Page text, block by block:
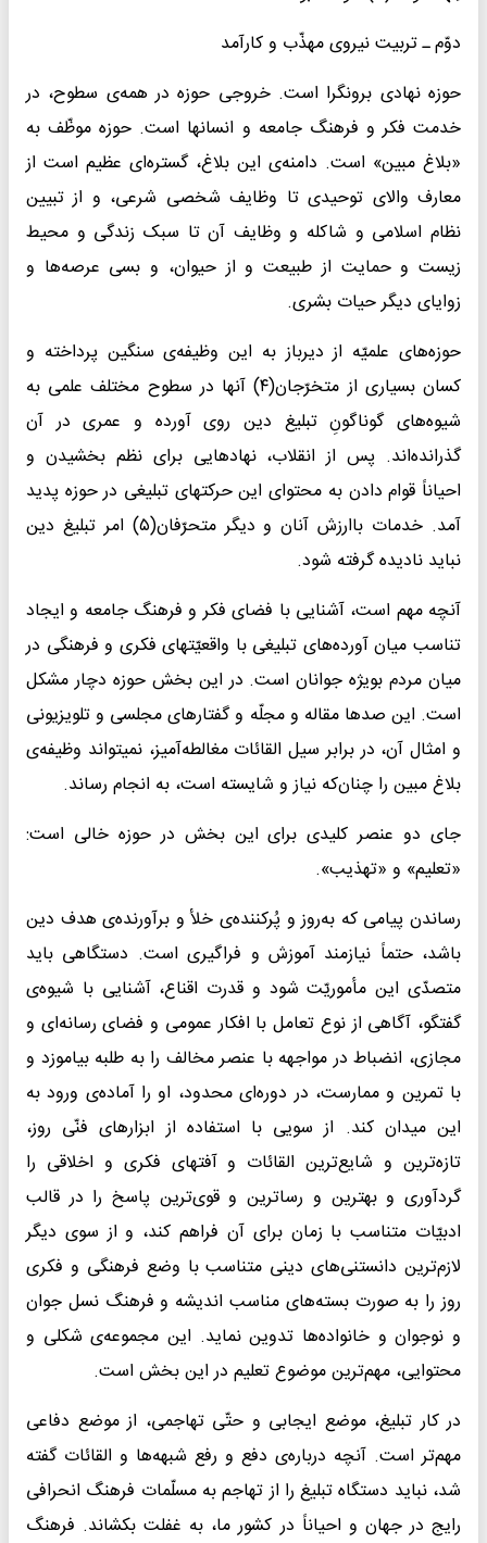
دوّم ـ تربیت نیروی مهذّب و کارآمد
حوزه نهادی برونگرا است. خروجی حوزه در همه‌ی سطوح، در
خدمت فکر و فرهنگ جامعه و انسانها است. حوزه موظّف به
«بلاغ مبین» است. دامنه‌ی این بلاغ، گستره‌ای عظیم است از
معارف والای توحیدی تا وظایف شخصی شرعی، و از تبیین
نظام اسلامی و شاکله و وظایف آن تا سبک زندگی و محیط
زیست و حمایت از طبیعت و از حیوان، و بسی عرصه‌ها و
زوایای دیگر حیات بشری.
حوزه‌های علمیّه از دیرباز به این وظیفه‌ی سنگین پرداخته و
کسان بسیاری از متخرّجان(۴) آنها در سطوح مختلف علمی به
شیوه‌های گوناگونِ تبلیغ دین روی آورده و عمری در آن
گذرانده‌اند. پس از انقلاب، نهادهایی برای نظم بخشیدن و
احیاناً قوام دادن به محتوای این حرکتهای تبلیغی در حوزه پدید
آمد. خدمات باارزش آنان و دیگر متحرّفان(۵) امر تبلیغ دین
نباید نادیده گرفته شود.
آنچه مهم است، آشنایی با فضای فکر و فرهنگ جامعه و ایجاد
تناسب میان آورده‌های تبلیغی با واقعیّتهای فکری و فرهنگی در
میان مردم بویژه جوانان است. در این بخش حوزه دچار مشکل
است. این صدها مقاله و مجلّه و گفتارهای مجلسی و تلویزیونی
و امثال آن، در برابر سیل القائات مغالطه‌آمیز، نمیتواند وظیفه‌ی
بلاغ مبین را چنان‌که نیاز و شایسته است، به انجام رساند.
جای دو عنصر کلیدی برای این بخش در حوزه خالی است:
«تعلیم» و «تهذیب».
رساندن پیامی که به‌روز و پُرکننده‌ی خلأ و برآورنده‌ی هدف دین
باشد، حتماً نیازمند آموزش و فراگیری است. دستگاهی باید
متصدّی این مأموریّت شود و قدرت اقناع، آشنایی با شیوه‌ی
گفتگو، آگاهی از نوع تعامل با افکار عمومی و فضای رسانه‌ای و
مجازی، انضباط در مواجهه با عنصر مخالف را به طلبه بیاموزد و
با تمرین و ممارست، در دوره‌ای محدود، او را آماده‌ی ورود به
این میدان کند. از سویی با استفاده از ابزارهای فنّی روز،
تازه‌ترین و شایع‌ترین القائات و آفتهای فکری و اخلاقی را
گردآوری و بهترین و رساترین و قوی‌ترین پاسخ را در قالب
ادبیّات متناسب با زمان برای آن فراهم کند، و از سوی دیگر
لازم‌ترین دانستنی‌های دینی متناسب با وضع فرهنگی و فکری
روز را به صورت بسته‌های مناسب اندیشه و فرهنگ نسل جوان
و نوجوان و خانواده‌ها تدوین نماید. این مجموعه‌ی شکلی و
محتوایی، مهم‌ترین موضوع تعلیم در این بخش است.
در کار تبلیغ، موضع ایجابی و حتّی تهاجمی، از موضع دفاعی
مهم‌تر است. آنچه درباره‌ی دفع و رفع شبهه‌ها و القائات گفته
شد، نباید دستگاه تبلیغ را از تهاجم به مسلّمات فرهنگ انحرافی
رایج در جهان و احیاناً در کشور ما، به غفلت بکشاند. فرهنگ